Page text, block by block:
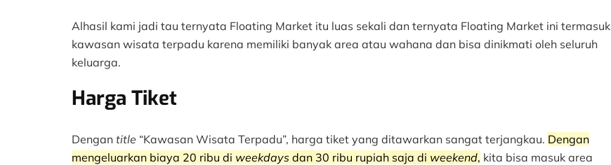
Alhasil kami jadi tau ternyata Floating Market itu luas sekali dan ternyata Floating Market ini termasuk
kawasan wisata terpadu karena memiliki banyak area atau wahana dan bisa dinikmati oleh seluruh
keluarga.
Harga Tiket
Dengan title “Kawasan Wisata Terpadu”, harga tiket yang ditawarkan sangat terjangkau. Dengan
mengeluarkan biaya 20 ribu di weekdays dan 30 ribu rupiah saja di weekend, kita bisa masuk area